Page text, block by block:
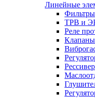
Линейные
Фильтры
ТРВ и
Реле
Клапаны